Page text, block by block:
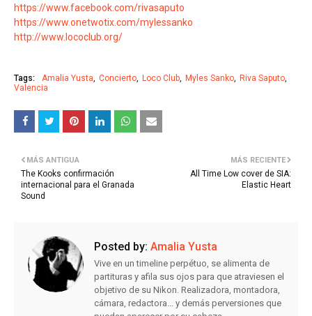
https://www.facebook.com/rivasaputo
https://www.onetwotix.com/mylessanko
http://www.lococlub.org/
Tags: Amalia Yusta Concierto Loco Club Myles Sanko
Riva Saputo
Valencia
MÁS RECIENTE
All Time Low cover de SIA:
Elastic Heart
MÁS ANTIGUA
The Kooks confirmación
internacional para el Granada
Sound
Posted by: Amalia Yusta
Vive en un timeline perpétuo, se alimenta de
partituras y afila sus ojos para que atraviesen el
objetivo de su Nikon. Realizadora, montadora,
cámara, redactora... y demás perversiones que